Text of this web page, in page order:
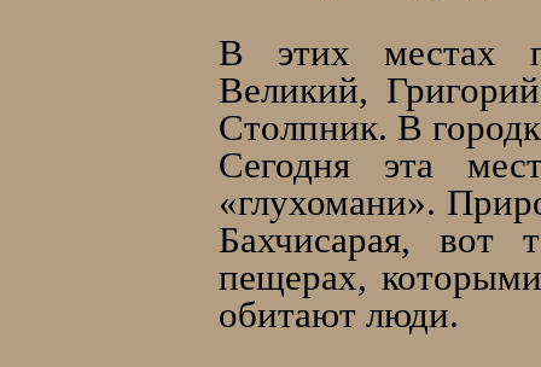
В этих местах
Великий,
Столпник. В
Сегодня эта
«глухомани».
Бахчисарая,
пещерах,
обитают люди.